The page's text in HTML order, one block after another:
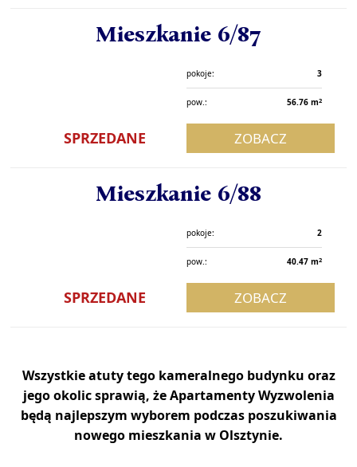
Mieszkanie 6/87
pokoje: 3
pow.: 56.76 m2
SPRZEDANE ZOBACZ
Mieszkanie 6/88
pokoje: 2
pow.: 40.47 m2
SPRZEDANE ZOBACZ
Wszystkie atuty tego kameralnego budynku oraz
jego okolic sprawią, że Apartamenty Wyzwolenia
będą najlepszym wyborem podczas poszukiwania
nowego mieszkania w Olsztynie.